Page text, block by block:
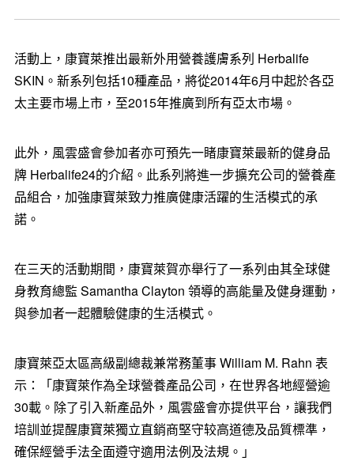
活動上，康寶萊推出最新外用營養護膚系列 Herbalife
SKIN。新系列包括10種產品，將從2014年6月中起於各亞
太主要市場上市，至2015年推廣到所有亞太市場。
此外，風雲盛會參加者亦可預先一睹康寶萊最新的健身品
牌 Herbalife24的介紹。此系列將進一步擴充公司的營養產
品組合，加強康寶萊致力推廣健康活躍的生活模式的承
諾。
在三天的活動期間，康寶萊賀亦舉行了一系列由其全球健
身教育總監 Samantha Clayton 領導的高能量及健身運動，
與參加者一起體驗健康的生活模式。
康寶萊亞太區高級副總裁兼常務董事 William M. Rahn 表
示：「康寶萊作為全球營養產品公司，在世界各地經營逾
30載。除了引入新產品外，風雲盛會亦提供平台，讓我們
培訓並提醒康寶萊獨立直銷商堅守较高道德及品質標準，
確保經營手法全面遵守適用法例及法規。」